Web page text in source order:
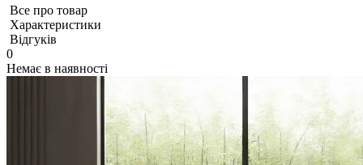
Все про товар
Характеристики
Відгуків
0
Немає в наявності